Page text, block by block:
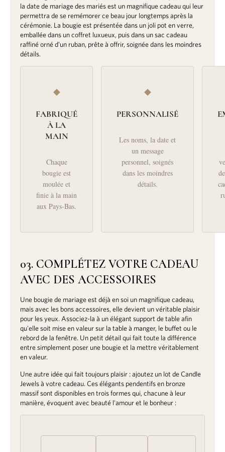
la date de mariage des mariés est un magnifique cadeau qui leur
permettra de se remémorer ce beau jour longtemps après la
cérémonie. La bougie est présentée dans un joli pot en verre,
emballée dans un coffret luxueux, puis dans un sac cadeau
raffiné orné d'un ruban, prête à offrir, soignée dans les moindres
détails.
◆
FABRIQUÉ
À LA
MAIN
Chaque
bougie est
moulée et
finie à la main
aux Pays-Bas.
◆
PERSONNALISÉ
Les noms, la date et
un message
personnel, soignés
dans les moindres
détails.
03. COMPLÉTEZ VOTRE CADEAU
AVEC DES ACCESSOIRES
Une bougie de mariage est déjà en soi un magnifique cadeau,
mais avec les bons accessoires, elle devient un véritable plaisir
pour les yeux. Associez-la à un élégant support de table afin
qu'elle soit mise en valeur sur la table à manger, le buffet ou le
rebord de la fenêtre. Un petit détail qui fait toute la différence
entre simplement poser une bougie et la mettre véritablement
en valeur.
Une autre idée qui fait toujours plaisir : ajoutez un lot de Candle
Jewels à votre cadeau. Ces élégants pendentifs en bronze
massif sont disponibles en trois formes qui, chacune à leur
manière, évoquent avec beauté l'amour et le bonheur :